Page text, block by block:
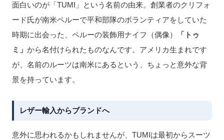
面白いのが「TUMI」という名前の由来。創業者のクリフォ
ード氏が南米ペルーで平和部隊のボランティアをしていた
時期に出会った、ペルーの装飾用ナイフ（偶像）
「トゥ
ミ」 から名付けられたものなんです。アメリカ生まれです
が、名前のルーツは南米にあるという、ちょっと意外な背
景を持っています。
レザー輸入からブランドへ
意外に思われるかもしれませんが、TUMIは最初からスーツ